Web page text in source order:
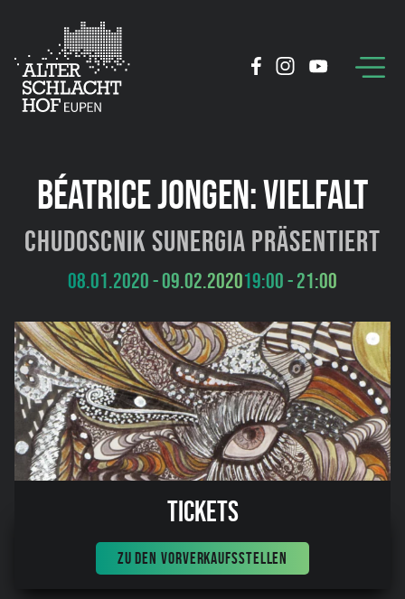
BÉATRICE JONGEN: VIELFALT
Chudoscnik Sunergia präsentiert
08.01.2020 - 09.02.202019:00 - 21:00
Tickets
ZU DEN VORVERKAUFSSTELLEN